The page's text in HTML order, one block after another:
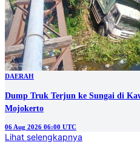
DAERAH
Dump Truk Terjun ke Sungai di
Mojokerto
06 Aug 2026 06:00 UTC
Lihat selengkapnya